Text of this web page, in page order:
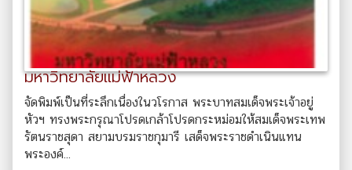
มหาวิทยาลัยแม่ฟ้าหลวง
จัดพิมพ์เป็นที่ระลึกเนื่องในวโรกาส พระบาทสมเด็จพระเจ้าอยู่
หัวฯ ทรงพระกรุณาโปรดเกล้าโปรดกระหม่อมให้สมเด็จพระเทพ
รัตนราชสุดา สยามบรมราชกุมารี เสด็จพระราชดำเนินแทน
พระองค์...